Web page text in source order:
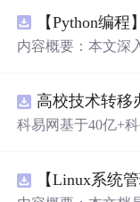
内容概要：本文深
码（boilerplate）消
unsafe_hash/order/
器、以及
rs的序列化/反序列
科易网基于40亿+
新领域的AI+数智